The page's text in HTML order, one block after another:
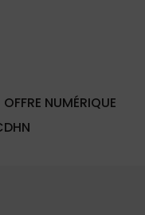
OFFRE NUMÉRIQUE